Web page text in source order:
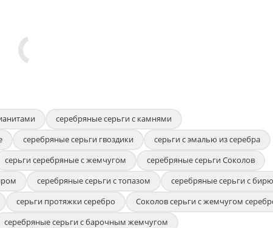
серебряные серьги с камнями
серебряные серьги гвоздики
серьги с эмалью из серебра
серьги серебряные с жемчугом
серебряные серьги Соколов
серебряные серьги с топазом
серебряные серьги с
серьги протяжки серебро
Соколов серьги с жемчугом
серебряные серьги с барочным жемчугом